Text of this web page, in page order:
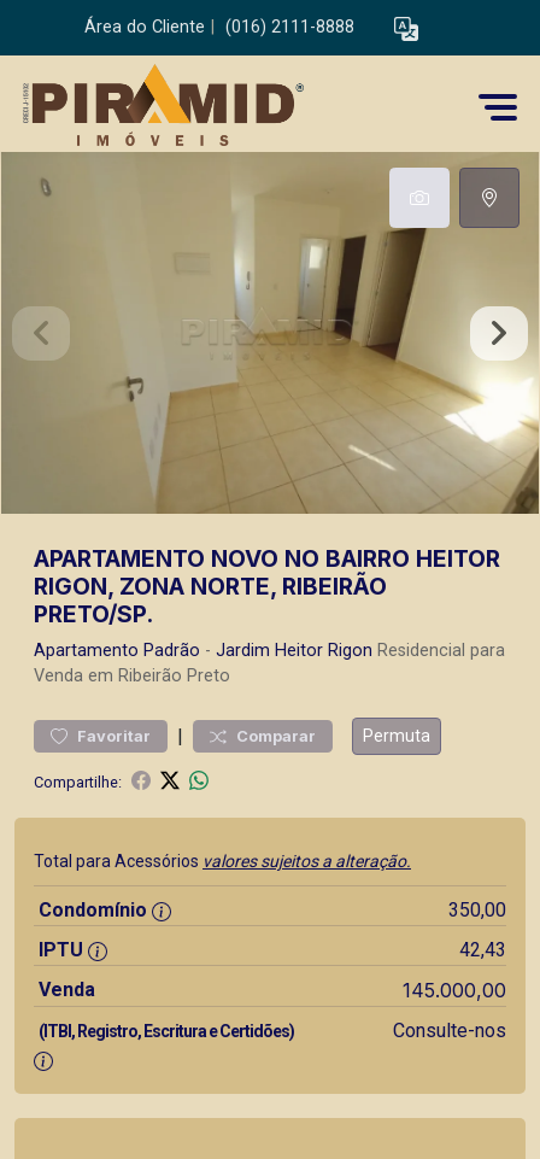
Área do Cliente (016) 2111-8888
APARTAMENTO NOVO NO BAIRRO HEITOR
RIGON, ZONA NORTE, RIBEIRÃO
PRETO/SP.
Apartamento Padrão - Jardim Heitor Rigon Residencial para
Venda em Ribeirão Preto
Favoritar | Comparar Permuta
Compartilhe:
Total para Acessórios valores sujeitos a alteração.
Condomínio
350,00
IPTU
42,43
Venda
145.000,00
(ITBI, Registro, Escritura e Certidões) Consulte-nos